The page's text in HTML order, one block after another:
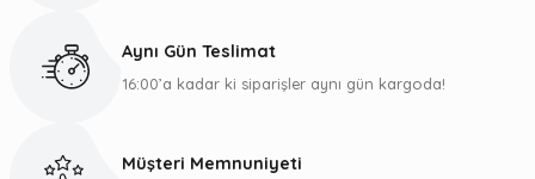
Aynı Gün Teslimat
16:00’a kadar ki siparişler aynı gün kargoda!
Müşteri Memnuniyeti